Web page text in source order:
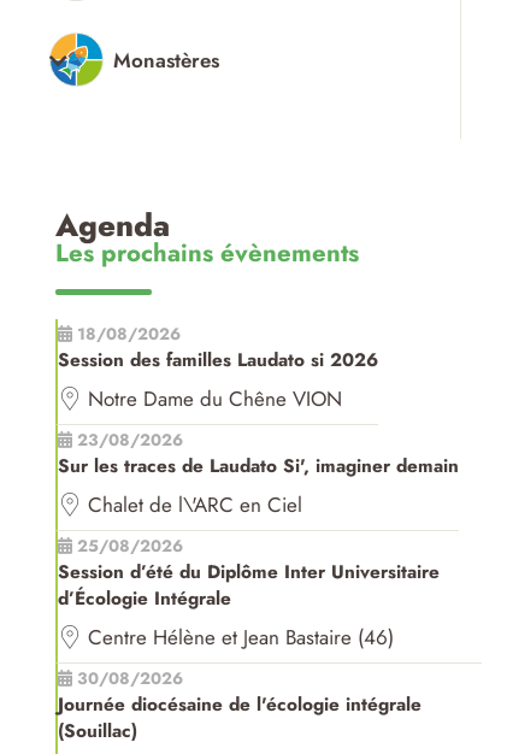
Monastères
Agenda
Les prochains évènements
18/08/2026
Session des familles Laudato si 2026
Notre Dame du Chêne VION
23/08/2026
Sur les traces de Laudato Si', imaginer demain
Chalet de l\'ARC en Ciel
25/08/2026
Session d’été du Diplôme Inter Universitaire
d’Écologie Intégrale
Centre Hélène et Jean Bastaire (46)
30/08/2026
Journée diocésaine de l'écologie intégrale
(Souillac)